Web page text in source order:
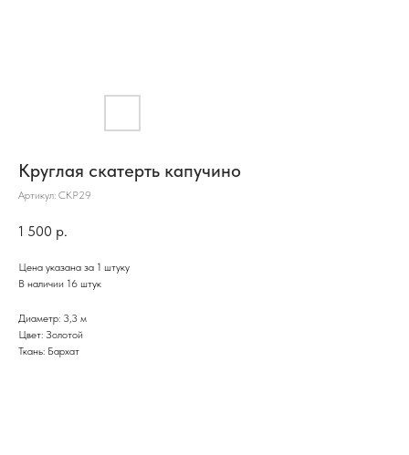
Круглая скатерть капучино
Артикул: СКР29
1 500 р.
Цена указана за 1 штуку
В наличии 16 штук
Диаметр: 3,3 м
Цвет: Золотой
Ткань: Бархат